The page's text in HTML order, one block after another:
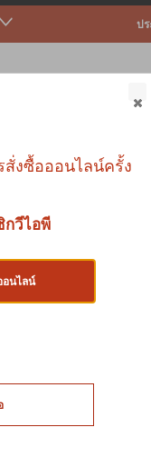
ป
เข้าสู่ร
ยงของคุณ คุณจะพบ
ที่คุณต้องการเพื่อใช้ข
อยู่อาศัย
งซื้อออนไลน์ครั้ง
กวีไอพี
อนไลน์